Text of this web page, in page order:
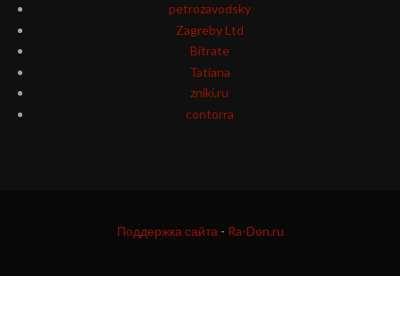
petrozavodsky
Zagreby Ltd
Bitrate
Tatiana
zniki.ru
contorra
Поддержка сайта - Ra-Don.ru